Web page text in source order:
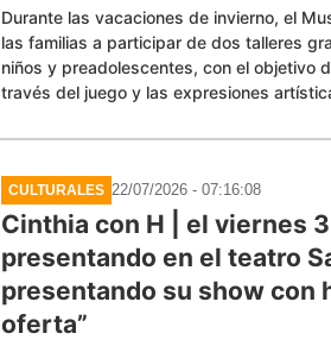
Durante las vacaciones de invierno, el
las familias a participar de dos talleres
niños y preadolescentes, con el objetivo
través del juego y las expresiones
CULTURALES 22/07/2026 - 07:16:08
Cinthia con H | el viernes
presentando en el teatro
presentando su show con
oferta”